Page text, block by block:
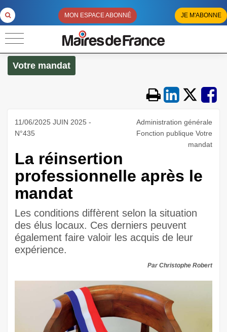
MON ESPACE ABONNÉ JE M'ABONNE
Votre mandat
11/06/2025 JUIN 2025 -
N°435
Administration générale
Fonction publique Votre
mandat
La réinsertion
professionnelle après le
mandat
Les conditions diffèrent selon la situation
des élus locaux. Ces derniers peuvent
également faire valoir les acquis de leur
expérience.
Par Christophe Robert